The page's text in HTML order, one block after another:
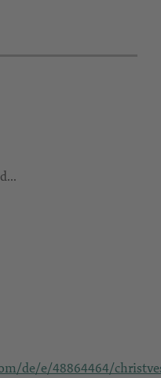
de/e/48864464/